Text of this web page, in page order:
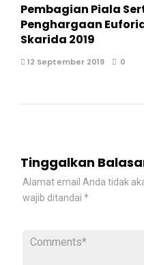
Pembagian Piala
Penghargaan
Skarida 2019
12 September 2019 0
Tinggalkan
Alamat email Anda tidak
wajib ditandai *